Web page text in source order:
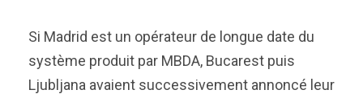
Si Madrid est un opérateur de longue date du
système produit par MBDA, Bucarest puis
Ljubljana avaient successivement annoncé leur